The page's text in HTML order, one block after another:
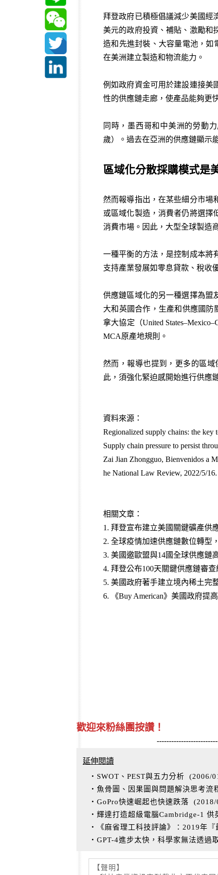
拜登政府已積極倡議減少美國經
美元的政府投資、補貼、激勵和
造和先進封裝、大容量電池，如
在美洲建立製造和物流能力。
例如政府資金可用於建設連接美
性的供應鏈走廊，使產品能夠更
同時，墨西哥和中美洲的勞動
歲）。過去在亞洲的供應鏈顯示
區域化分散採購模式是
然而報導指出，在某些細分市場
或區域化製造，消費者仍將選擇
消費市場。因此，大型全球製造
一種平衡的方法，是控制成本將
支持產業發展如零息貸款、稅收
供應鏈區域化的另一種選擇為盟
大和英國合作，生產和供應國防
拿大協定（United
MCA原產地規則。
然而，報導也提到，更多的區
此，須強化緊迫感開始進行供應
資料來源：
Regionalized supply chains: the
Supply chain pressure to persist
Zai Jian Zhongguo, Bienvenidos a
he National Law Review, 2022/5/16.
相關文章：
1. 拜登宣布建立美國關鍵礦產供
2. 全球疫情加速供應鏈數位轉型
3. 美國邀歐盟與14國全球供應鏈
4. 拜登公布100天關鍵供應鏈審
5. 美國政府著手建立境內稀土完
6.
《Buy American》美國政府提
歡迎來粉絲團按讚！
延伸閱讀
‧SWOT、PEST與五力分析 (2006/
‧魚骨圖、因果圖與問題解決思考流
‧GoPro快速崛起也快速跌落 (
‧輝達打造超級電腦Cambridge-1 供
‧《麻省理工科技評論》：2019年
‧GPT-4進步太快，科學家無法透過
【聲明】